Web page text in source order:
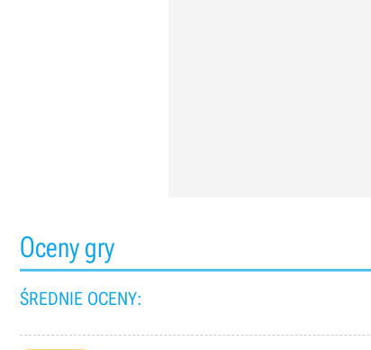
Oceny gry
ŚREDNIE OCENY: